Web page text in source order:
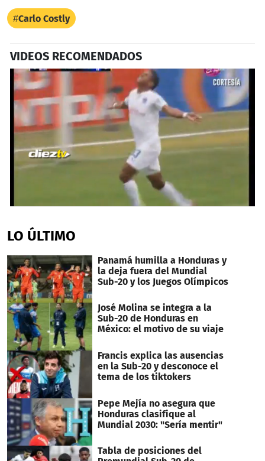
Carlo Costly
VIDEOS RECOMENDADOS
of
31
LO ÚLTIMO
Panamá humilla a Honduras y
la deja fuera del Mundial
Sub-20 y los Juegos Olímpicos
José Molina se integra a la
Sub-20 de Honduras en
México: el motivo de su viaje
Francis explica las ausencias
en la Sub-20 y desconoce el
tema de los tiktokers
Pepe Mejía no asegura que
Honduras clasifique al
Mundial 2030: "Sería mentir"
Tabla de posiciones del